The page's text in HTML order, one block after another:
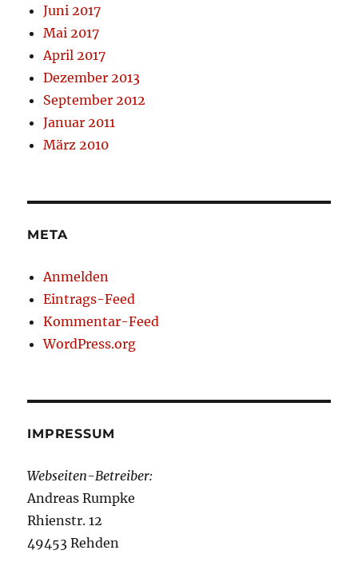
Juni 2017
Mai 2017
April 2017
Dezember 2013
September 2012
Januar 2011
März 2010
META
Anmelden
Eintrags-Feed
Kommentar-Feed
WordPress.org
IMPRESSUM
Webseiten-Betreiber:
Andreas Rumpke
Rhienstr. 12
49453 Rehden